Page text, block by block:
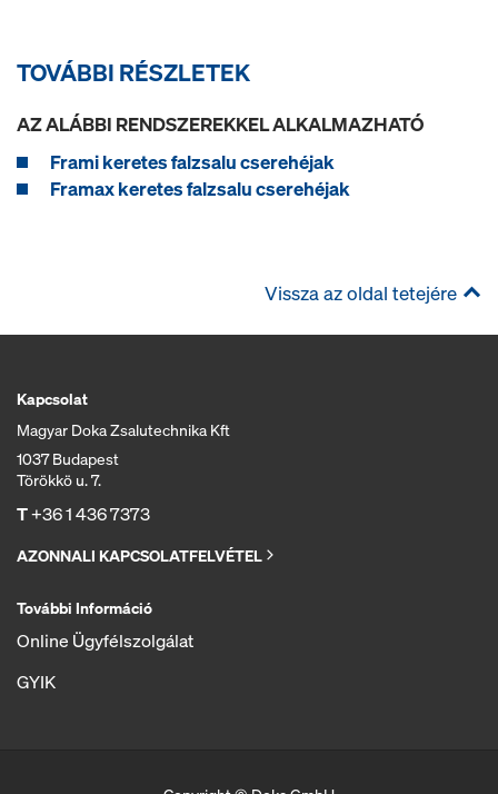
TOVÁBBI RÉSZLETEK
AZ ALÁBBI RENDSZEREKKEL ALKALMAZHATÓ
Frami keretes falzsalu cserehéjak
Framax keretes falzsalu cserehéjak
Vissza az oldal tetejére
Kapcsolat
Magyar Doka Zsalutechnika Kft
1037 Budapest
Törökkö u. 7.
T+36 1 436 7373
AZONNALI KAPCSOLATFELVÉTEL
További Információ
Online Ügyfélszolgálat
GYIK